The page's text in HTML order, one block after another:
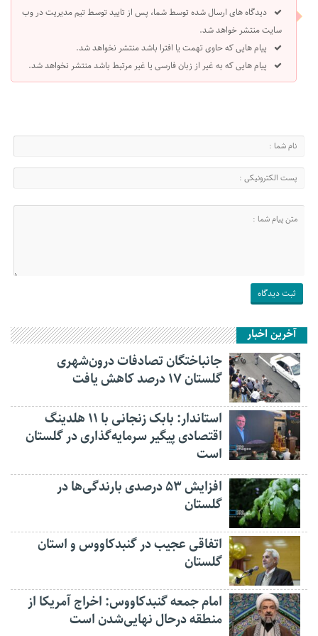
دیدگاه های ارسال شده توسط شما، پس از تایید توسط تیم مدیریت در وب
سایت منتشر خواهد شد.
پیام هایی که حاوی تهمت یا افترا باشد منتشر نخواهد شد.
پیام هایی که به غیر از زبان فارسی یا غیر مرتبط باشد منتشر نخواهد شد.
آخرین اخبار
جانباختگان تصادفات درون‌شهری
گلستان ۱۷ درصد کاهش یافت
استاندار: بابک زنجانی با ۱۱ هلدینگ
اقتصادی پیگیر سرمایه‌گذاری در گلستان
است
افزایش ۵۳ درصدی بارندگی‌ها در
گلستان
اتفاقی عجیب در‌ گنبدکاووس و استان
گلستان
امام جمعه گنبدکاووس: اخراج آمریکا از
منطقه درحال نهایی‌شدن است